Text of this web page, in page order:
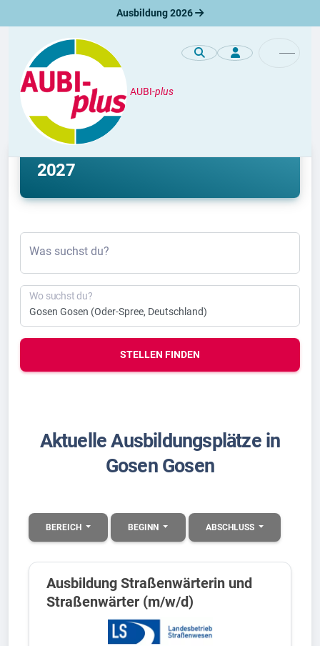
Ausbildung 2026
AUBI-plus
Ausbildung
Ausbildung Gosen Gosen 2026 &
2027
Was suchst du?
Wo suchst du?
STELLEN FINDEN
Aktuelle Ausbildungsplätze in
Gosen Gosen
BEREICH BEGINN ABSCHLUSS
Ausbildung Straßenwärterin und
Straßenwärter (m/w/d)